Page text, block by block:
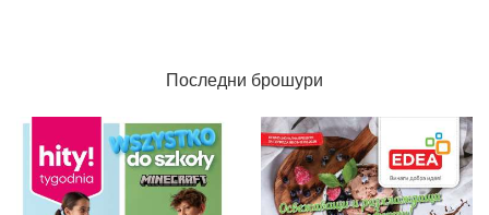
Последни брошури